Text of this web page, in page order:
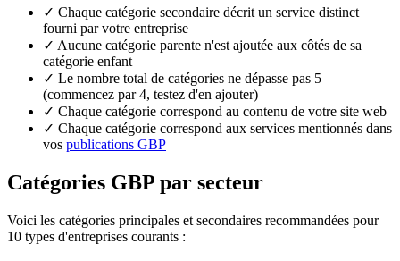
✓ Chaque catégorie secondaire décrit un service distinct
fourni par votre entreprise
✓ Aucune catégorie parente n'est ajoutée aux côtés de sa
catégorie enfant
✓ Le nombre total de catégories ne dépasse pas 5
(commencez par 4, testez d'en ajouter)
✓ Chaque catégorie correspond au contenu de votre site web
✓ Chaque catégorie correspond aux services mentionnés dans
vos publications GBP
Catégories GBP par secteur
Voici les catégories principales et secondaires recommandées pour
10 types d'entreprises courants :